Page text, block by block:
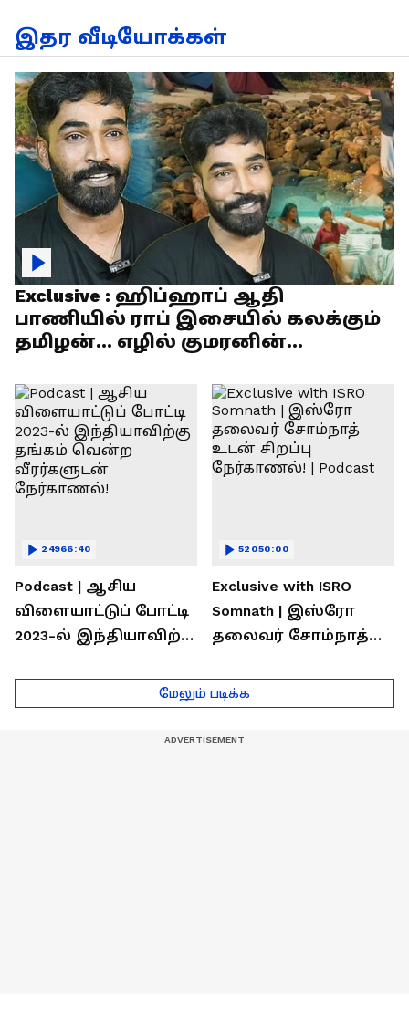
இதர வீடியோக்கள்
Exclusive : ஹிப்ஹாப் ஆதி
பாணியில் ராப் இசையில் கலக்கும்
தமிழன்... எழில் குமரனின்
Podcast | ஆசிய
விளையாட்டுப் போட்டி
2023-ல் இந்தியாவிற்கு
வீரர்களுடன்
நேர்காணல்!
24966:40
Exclusive with ISRO
Somnath | இஸ்ரோ
தலைவர் சோம்நாத்
நேர்காணல்! | Podcast
52050:00
மேலும் படிக்க